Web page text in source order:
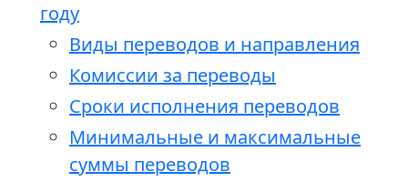
году
Виды переводов и направления
Комиссии за переводы
Сроки исполнения переводов
Минимальные и максимальные
суммы переводов